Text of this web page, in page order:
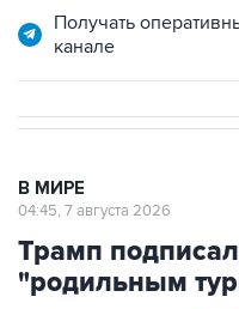
Получать
канале
В МИРЕ
04:45, 7 августа 2026
Трамп
"родильным